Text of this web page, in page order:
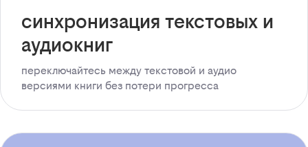
синхронизация текстовых и
аудиокниг
переключайтесь между текстовой и аудио
версиями книги без потери прогресса